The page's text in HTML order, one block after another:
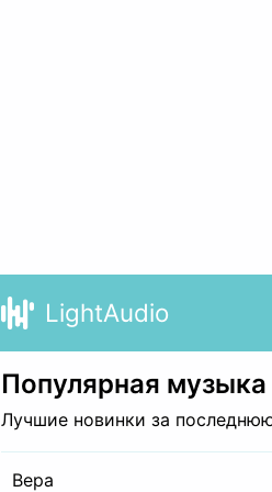
LightAudio
Популярная
Лучшие новинки за
Вера